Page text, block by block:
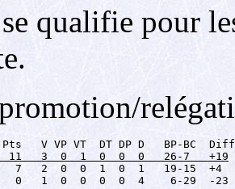
qualifie pour
11   3  0  1  0  0  0   26-7   +19
7   2  0  0  1  0  1   19-15  +4
0   1  0  0  0  0  4    6-29  -23